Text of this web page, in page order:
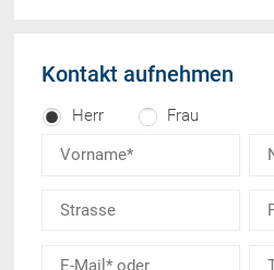
Kontakt aufnehmen
Herr Frau